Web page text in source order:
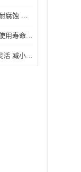
下卸鹤管 维修方便 耐腐蚀 耐高温
槽车鹤管 维修方便 使用寿命较长
液下装车鹤管 旋转灵活 减小压力损失